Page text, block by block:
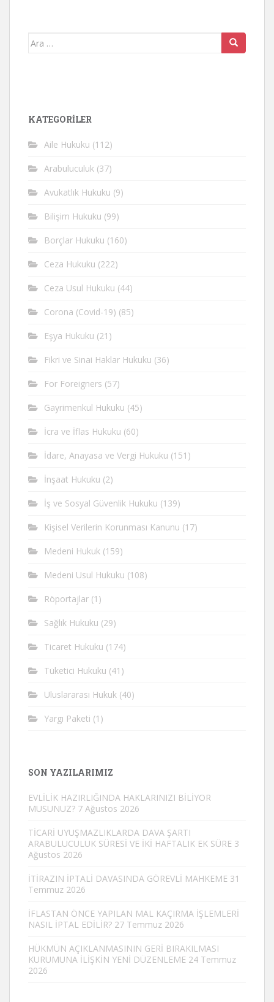
Arama
KATEGORİLER
Aile Hukuku (112)
Arabuluculuk (37)
Avukatlık Hukuku (9)
Bilişim Hukuku (99)
Borçlar Hukuku (160)
Ceza Hukuku (222)
Ceza Usul Hukuku (44)
Corona (Covid-19) (85)
Eşya Hukuku (21)
Fikri ve Sinai Haklar Hukuku (36)
For Foreigners (57)
Gayrimenkul Hukuku (45)
İcra ve İflas Hukuku (60)
İdare, Anayasa ve Vergi Hukuku (151)
İnşaat Hukuku (2)
İş ve Sosyal Güvenlik Hukuku (139)
Kişisel Verilerin Korunması Kanunu (17)
Medeni Hukuk (159)
Medeni Usul Hukuku (108)
Röportajlar (1)
Sağlık Hukuku (29)
Ticaret Hukuku (174)
Tüketici Hukuku (41)
Uluslararası Hukuk (40)
Yargı Paketi (1)
SON YAZILARIMIZ
EVLİLİK HAZIRLIĞINDA HAKLARINIZI BİLİYOR
MUSUNUZ? 7 Ağustos 2026
TİCARİ UYUŞMAZLIKLARDA DAVA ŞARTI
ARABULUCULUK SÜRESİ VE İKİ HAFTALIK EK SÜRE 3
Ağustos 2026
İTİRAZIN İPTALİ DAVASINDA GÖREVLİ MAHKEME 31
Temmuz 2026
İFLASTAN ÖNCE YAPILAN MAL KAÇIRMA İŞLEMLERİ
NASIL İPTAL EDİLİR? 27 Temmuz 2026
HÜKMÜN AÇIKLANMASININ GERİ BIRAKILMASI
KURUMUNA İLİŞKİN YENİ DÜZENLEME 24 Temmuz
2026